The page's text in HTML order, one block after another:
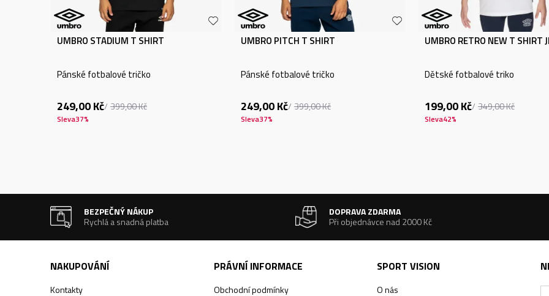
UMBRO STADIUM T SHIRT
Pánské fotbalové tričko
249,00Kč 399,00Kč
Sleva37%
UMBRO PITCH T SHIRT
Pánské fotbalové tričko
249,00Kč 399,00Kč
Sleva37%
UMBRO RETRO NEW T SHIRT
Dětské fotbalové triko
199,00Kč 349,00Kč
Sleva42%
BEZPEČNÝ NÁKUP
Rychlá a snadná platba
DOPRAVA ZDARMA
Při objednávce nad 2000 Kč
NAKUPOVÁNÍ
Kontakty
PRÁVNÍ INFORMACE
Obchodní podmínky
SPORT VISION
O nás